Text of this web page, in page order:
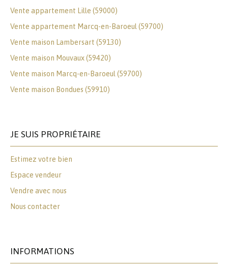
Vente appartement Lille (59000)
Vente appartement Marcq-en-Baroeul (59700)
Vente maison Lambersart (59130)
Vente maison Mouvaux (59420)
Vente maison Marcq-en-Baroeul (59700)
Vente maison Bondues (59910)
JE SUIS PROPRIÉTAIRE
Estimez votre bien
Espace vendeur
Vendre avec nous
Nous contacter
INFORMATIONS